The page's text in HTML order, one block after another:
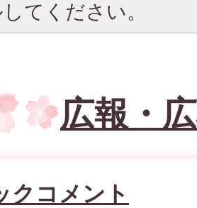
てください。
広報・
クコメント